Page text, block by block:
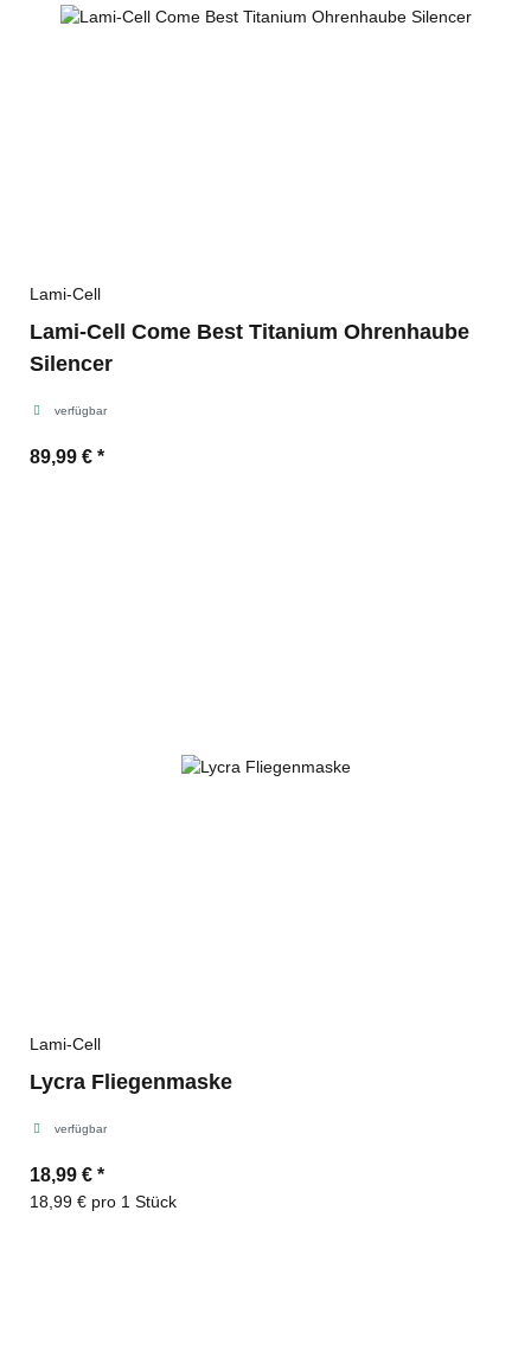
Lami-Cell
Lami-Cell Come Best Titanium Ohrenhaube
Silencer
verfügbar
89,99 € *
Lami-Cell
Lycra Fliegenmaske
verfügbar
18,99 € *
18,99 € pro 1 Stück